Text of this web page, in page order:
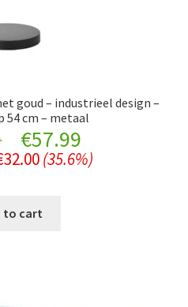
goud – industrieel design –
54 cm – metaal
Original
price
was:
€57.99Current
price
32.00 (35.6%)
to cart